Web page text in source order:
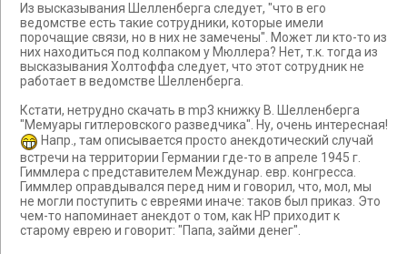
Из высказывания Шелленберга следует, "что в его
ведомстве есть такие сотрудники, которые имели
порочащие связи, но в них не замечены". Может ли кто-то из
них находиться под колпаком у Мюллера? Нет, т.к. тогда из
высказывания Холтоффа следует, что этот сотрудник не
работает в ведомстве Шелленберга.
Кстати, нетрудно скачать в mp3 книжку В. Шелленберга
"Мемуары гитлеровского разведчика". Ну, очень интересная!
Напр., там описывается просто анекдотический случай
встречи на территории Германии где-то в апреле 1945 г.
Гиммлера с представителем Междунар. евр. конгресса.
Гиммлер оправдывался перед ним и говорил, что, мол, мы
не могли поступить с евреями иначе: таков был приказ. Это
чем-то напоминает анекдот о том, как НР приходит к
старому еврею и говорит: "Папа, займи денег".